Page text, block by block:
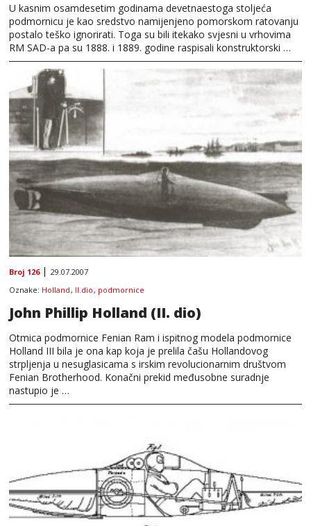
U kasnim osamdesetim godinama devetnaestoga stoljeća
podmornicu je kao sredstvo namijenjeno pomorskom ratovanju
postalo teško ignorirati. Toga su bili itekako svjesni u vrhovima
RM SAD-a pa su 1888. i 1889. godine raspisali konstruktorski …
Broj 126
29.07.2007
Oznake: Holland , II.dio , podmornice
John Phillip Holland (II. dio)
Otmica podmornice Fenian Ram i ispitnog modela podmornice
Holland III bila je ona kap koja je prelila čašu Hollandovog
strpljenja u nesuglasicama s irskim revolucionarnim društvom
Fenian Brotherhood. Konačni prekid međusobne suradnje
nastupio je …